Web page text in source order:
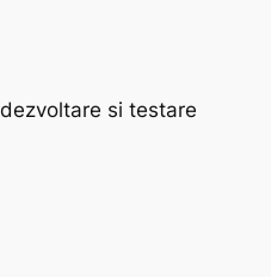
si testare